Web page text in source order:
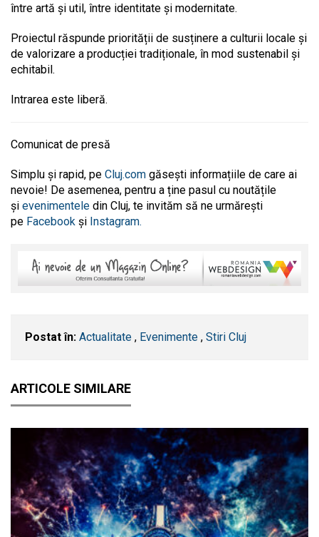
între artă și util, între identitate și modernitate.
Proiectul răspunde priorității de susținere a culturii locale și
de valorizare a producției tradiționale, în mod sustenabil și
echitabil.
Intrarea este liberă.
Comunicat de presă
Simplu și rapid, pe Cluj.com găsești informațiile de care ai
nevoie! De asemenea, pentru a ține pasul cu noutățile
și evenimentele din Cluj, te invităm să ne urmărești
pe Facebook și Instagram.
Postat în: Actualitate , Evenimente , Stiri Cluj
ARTICOLE SIMILARE